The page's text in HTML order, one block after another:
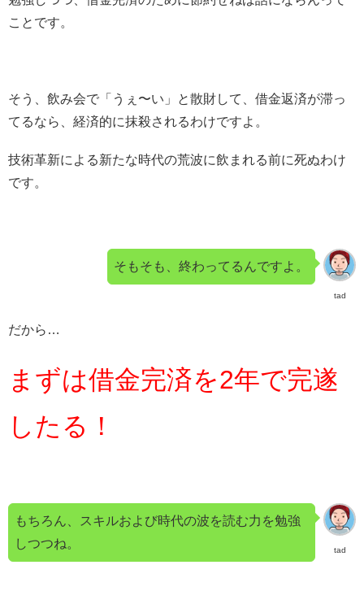
ことです。
そう、飲み会で「うぇ〜い」と散財して、借金返済が滞っ
てるなら、経済的に抹殺されるわけですよ。
技術革新による新たな時代の荒波に飲まれる前に死ぬわけ
です。
tad
そもそも、終わってるんですよ。
だから…
まずは借金完済を2年で完遂
したる！
tad
もちろん、スキルおよび時代の波を読む力を勉強
しつつね。